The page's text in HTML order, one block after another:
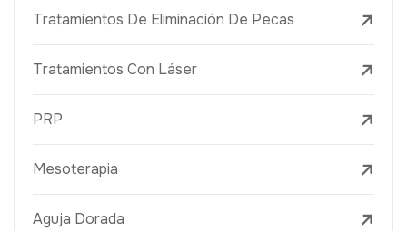
Tratamientos De Eliminación De Pecas
Tratamientos Con Láser
PRP
Mesoterapia
Aguja Dorada